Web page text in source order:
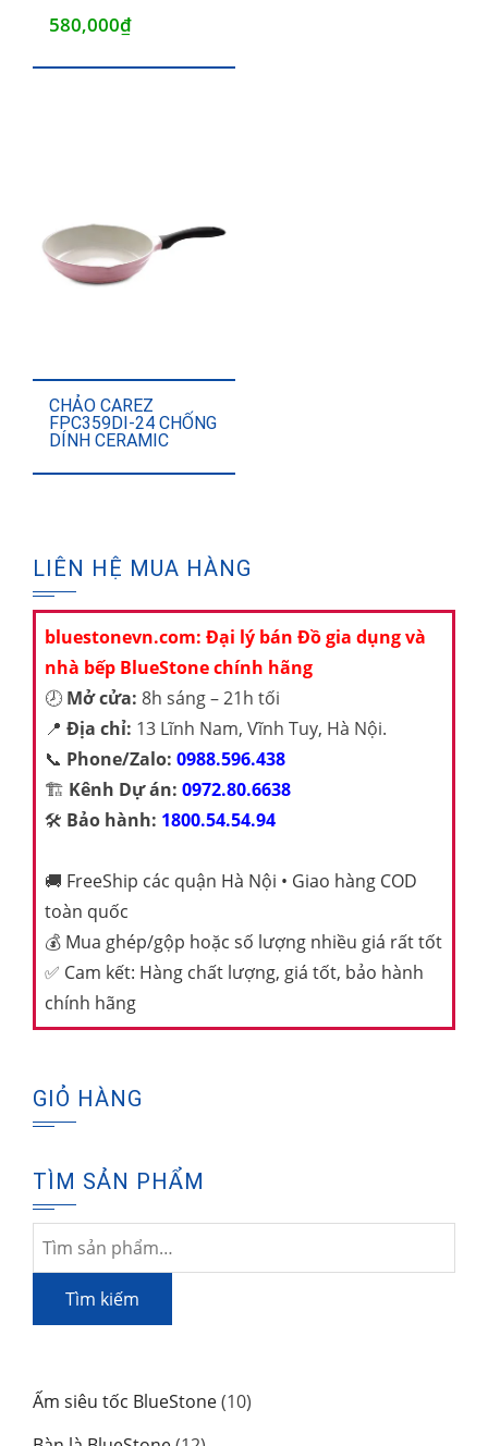
580,000₫
CHẢO CAREZ
FPC359DI-24 CHỐNG
DÍNH CERAMIC
LIÊN HỆ MUA HÀNG
bluestonevn.com: Đại lý bán Đồ gia dụng và
nhà bếp BlueStone chính hãng
🕗 Mở cửa: 8h sáng – 21h tối
📍 Địa chỉ: 13 Lĩnh Nam, Vĩnh Tuy, Hà Nội.
📞 Phone/Zalo: 0988.596.438
🏗️ Kênh Dự án: 0972.80.6638
🛠️ Bảo hành: 1800.54.54.94
🚚 FreeShip các quận Hà Nội • Giao hàng COD
toàn quốc
💰 Mua ghép/gộp hoặc số lượng nhiều giá rất tốt
✅ Cam kết: Hàng chất lượng, giá tốt, bảo hành
chính hãng
GIỎ HÀNG
TÌM SẢN PHẨM
Tìm
kiếm:
Tìm kiếm
Ấm siêu tốc BlueStone 1010